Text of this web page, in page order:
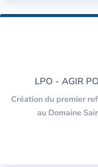
LPO - AGIR
Création du premier
au Domaine